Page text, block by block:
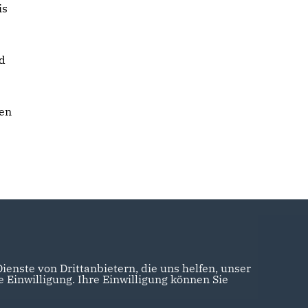
von Drittanbietern, die uns helfen, unser
Einwilligung. Ihre Einwilligung können Sie